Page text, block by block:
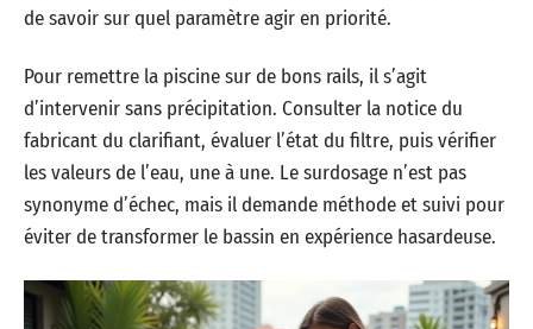
de savoir sur quel paramètre agir en priorité.
Pour remettre la piscine sur de bons rails, il s’agit
d’intervenir sans précipitation. Consulter la notice du
fabricant du clarifiant, évaluer l’état du filtre, puis vérifier
les valeurs de l’eau, une à une. Le surdosage n’est pas
synonyme d’échec, mais il demande méthode et suivi pour
éviter de transformer le bassin en expérience hasardeuse.